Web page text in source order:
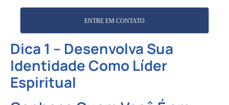
ENTRE EM CONTATO
Dica 1 – Desenvolva Sua
Identidade Como Líder
Espiritual